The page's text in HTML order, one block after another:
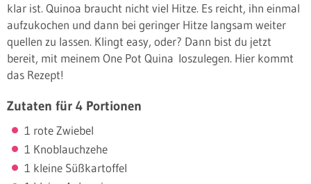
klar ist. Quinoa braucht nicht viel Hitze. Es reicht, ihn einmal
aufzukochen und dann bei geringer Hitze langsam weiter
quellen zu lassen. Klingt easy, oder? Dann bist du jetzt
bereit, mit meinem One Pot Quina loszulegen. Hier kommt
das Rezept!
Zutaten für 4 Portionen
1 rote Zwiebel
1 Knoblauchzehe
1 kleine Süßkartoffel